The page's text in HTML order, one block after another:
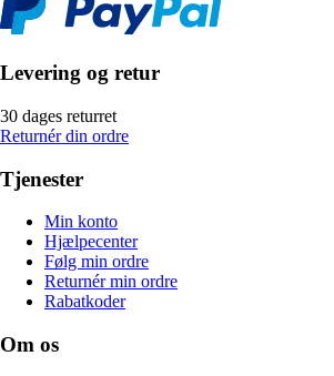
Levering og retur
30 dages returret
Returnér din ordre
Tjenester
Min konto
Hjælpecenter
Følg min ordre
Returnér min ordre
Rabatkoder
Om os